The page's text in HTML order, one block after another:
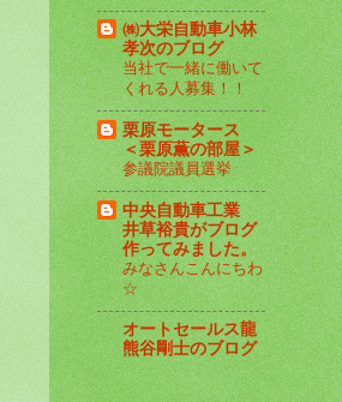
㈱大栄自動車小林
孝次のブログ
当社で一緒に働いて
くれる人募集！！
栗原モータース
＜栗原薫の部屋＞
参議院議員選挙
中央自動車工業
井草裕貴がブログ
作ってみました。
みなさんこんにちわ
☆
オートセールス龍
熊谷剛士のブログ